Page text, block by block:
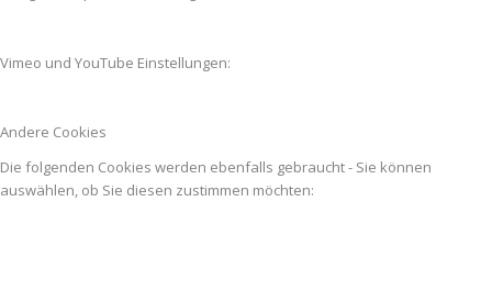
Vimeo und YouTube Einstellungen:
Andere Cookies
Die folgenden Cookies werden ebenfalls gebraucht - Sie können
auswählen, ob Sie diesen zustimmen möchten: